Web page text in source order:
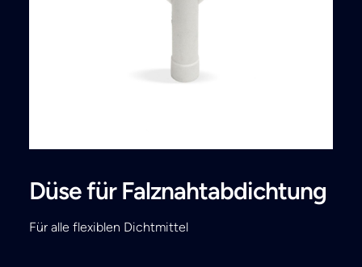
Düse für Falznahtabdichtung
Für alle flexiblen Dichtmittel